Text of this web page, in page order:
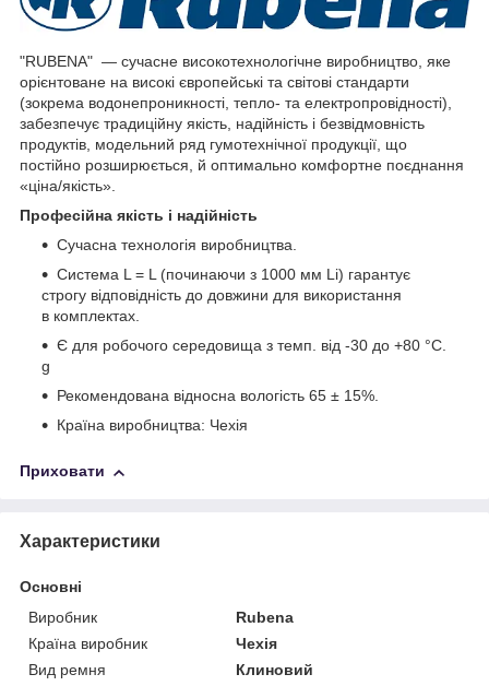
"RUBENA" — сучасне високотехнологічне виробництво, яке
орієнтоване на високі європейські та світові стандарти
(зокрема водонепроникності, тепло- та електропровідності),
забезпечує традиційну якість, надійність і безвідмовність
продуктів, модельний ряд гумотехнічної продукції, що
постійно розширюється, й оптимально комфортне поєднання
«ціна/якість».
Професійна якість і надійність
Сучасна технологія виробництва.
Система L = L (починаючи з 1000 мм Li) гарантує
строгу відповідність до довжини для використання
в комплектах.
Є для робочого середовища з темп. від -30 до +80 °C.
g
Рекомендована відносна вологість 65 ± 15%.
Країна виробництва: Чехія
Приховати
Характеристики
Основні
Виробник
Rubena
Країна виробник
Чехія
Вид ремня
Клиновий